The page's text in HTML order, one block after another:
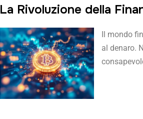
La Rivoluzione della
Il mondo
al denaro.